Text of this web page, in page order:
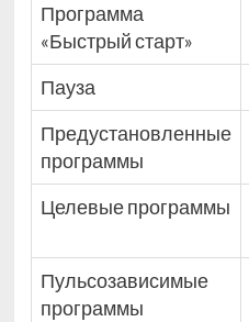
Программа
«Быстрый старт»
Пауза
Предустановленные
программы
Целевые программы
Пульсозависимые
программы